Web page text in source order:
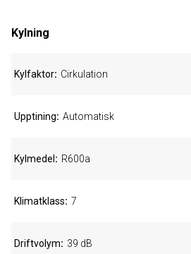
Kylning
Kylfaktor Cirkulation
Upptining Automatisk
Kylmedel R600a
Klimatklass 7
Driftvolym 39 dB